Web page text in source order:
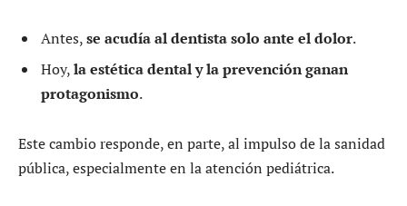
Antes,se acudía al dentista solo ante el dolor.
Hoy,la estética dental y la prevención ganan
protagonismo.
Este cambio responde, en parte, al impulso de la sanidad
pública, especialmente en la atención pediátrica.